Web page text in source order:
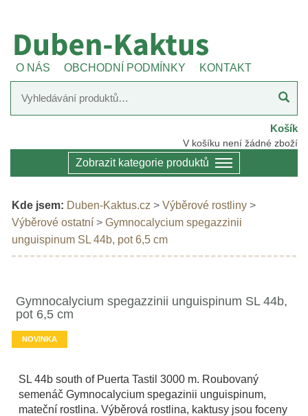
O NÁS OBCHODNÍ PODMÍNKY KONTAKT
Košík
V košíku není žádné zboží
Zobrazit kategorie produktů
Kde jsem: Duben-Kaktus.cz > Výběrové rostliny >
Výběrové ostatní > Gymnocalycium spegazzinii
unguispinum SL 44b, pot 6,5 cm
Gymnocalycium spegazzinii unguispinum SL 44b,
pot 6,5 cm
NOVINKA
SL 44b south of Puerta Tastil 3000 m. Roubovaný
semenáč Gymnocalycium spegazinii unguispinum,
mateční rostlina. Výběrová rostlina, kaktusy jsou foceny